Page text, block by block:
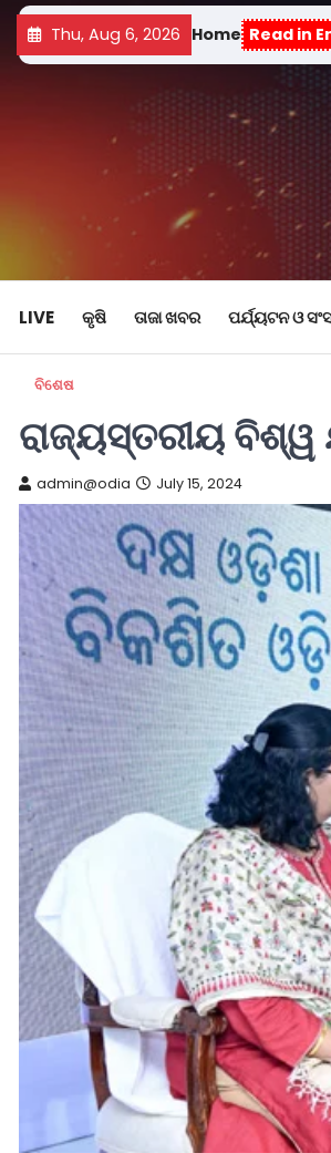
Thu, Aug 6, 2026 Home Read in
LIVE କୃଷି ତାଜା ଖବର ପର୍ଯ୍ୟଟନ ଓ
ବିଶେଷ
ରାଜ୍ୟସ୍ତରୀୟ ବିଶ୍ୱ
admin@odia July 15, 2024